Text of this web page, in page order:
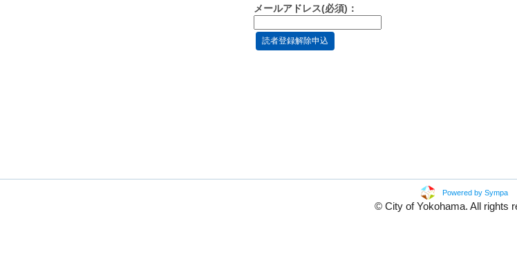
メールアドレス(必須)：
Powered by Sympa
© City of Yokohama. All rights